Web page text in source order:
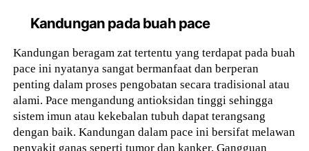
Kandungan pada buah pace
Kandungan beragam zat tertentu yang terdapat pada buah
pace ini nyatanya sangat bermanfaat dan berperan
penting dalam proses pengobatan secara tradisional atau
alami. Pace mengandung antioksidan tinggi sehingga
sistem imun atau kekebalan tubuh dapat terangsang
dengan baik. Kandungan dalam pace ini bersifat melawan
penyakit ganas seperti tumor dan kanker. Gangguan